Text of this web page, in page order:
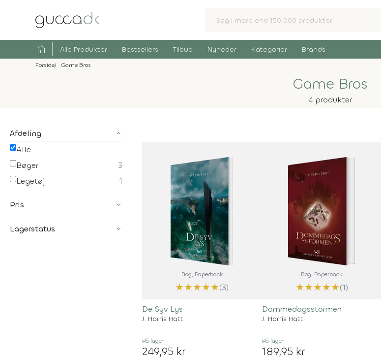
home Alle Produkter Bestsellers Tilbud Nyheder Kategorier Brands
Forside Game Bros
Game Bros
4 produkter
Afdeling
Alle
Bøger
3
Legetøj
1
Pris
Lagerstatus
Bog, Paperback
★★★★★(3)
De Syv Lys
J. Harris Hatt
På lager
249,95 kr
Bog, Paperback
★★★★★(1)
Dommedagsstormen
J. Harris Hatt
På lager
189,95 kr